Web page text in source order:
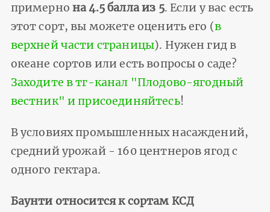
примерно на 4.5 балла из 5. Если у вас есть
этот сорт, вы можете оценить его (в
верхней части страницы). Нужен гид в
океане сортов или есть вопросы о саде?
Заходите в тг-канал "Плодово-ягодный
вестник" и присоединяйтесь!
В условиях промышленных насаждений,
средний урожай - 160 центнеров ягод с
одного гектара.
Баунти относится к сортам КСД